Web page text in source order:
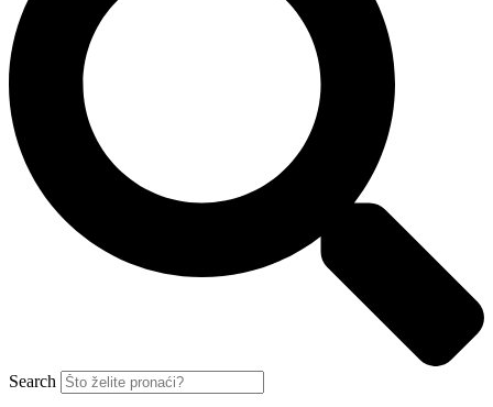
Search